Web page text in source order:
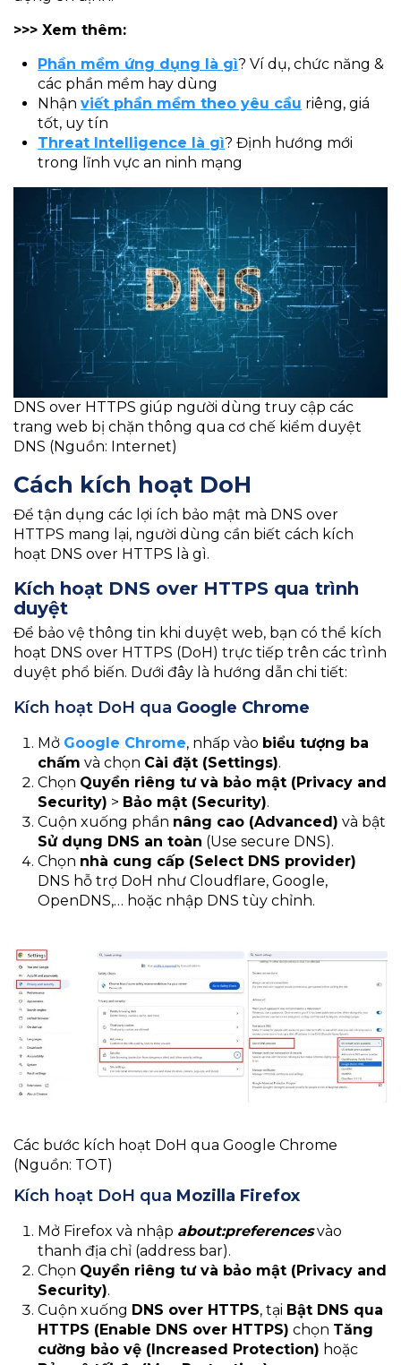
>>> Xem thêm:
Phần mềm ứng dụng là gì? Ví dụ, chức năng &
các phần mềm hay dùng
Nhậnviết phần mềm theo yêu cầu riêng, giá
tốt, uy tín
Threat Intelligence là gì? Định hướng mới
trong lĩnh vực an ninh mạng
DNS over HTTPS giúp người dùng truy cập các
trang web bị chặn thông qua cơ chế kiểm duyệt
DNS (Nguồn: Internet)
Cách kích hoạt DoH
Để tận dụng các lợi ích bảo mật mà DNS over
HTTPS mang lại, người dùng cần biết cách kích
hoạt DNS over HTTPS là gì.
Kích hoạt DNS over HTTPS qua trình
duyệt
Để bảo vệ thông tin khi duyệt web, bạn có thể kích
hoạt DNS over HTTPS (DoH) trực tiếp trên các trình
duyệt phổ biến. Dưới đây là hướng dẫn chi tiết:
Kích hoạt DoH qua Google Chrome
Mở Google Chrome, nhấp vào biểu tượng ba
chấm và chọn Cài đặt (Settings).
Chọn Quyền riêng tư và bảo mật (Privacy and
Security) > Bảo mật (Security).
Cuộn xuống phần nâng cao (Advanced) và bật
Sử dụng DNS an toàn (Use secure DNS).
Chọn nhà cung cấp (Select DNS provider)
DNS hỗ trợ DoH như Cloudflare, Google,
OpenDNS,… hoặc nhập DNS tùy chỉnh.
Các bước kích hoạt DoH qua Google Chrome
(Nguồn: TOT)
Kích hoạt DoH qua Mozilla Firefox
Mở Firefox và nhập about:preferencesvào
thanh địa chỉ (address bar).
Chọn Quyền riêng tư và bảo mật (Privacy and
Security).
Cuộn xuống DNS over HTTPS, tại Bật DNS qua
HTTPS (Enable DNS over HTTPS) chọn Tăng
cường bảo vệ (Increased Protection) hoặc